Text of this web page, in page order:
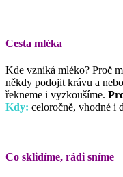
Cesta mléka
Kde vzniká mléko? Proč
někdy podojit krávu a
řekneme i vyzkoušíme.
Kdy: celoročně, vhodné i
Co sklidíme, rádi sníme